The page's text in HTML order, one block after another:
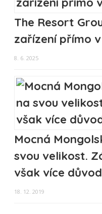
The Resort
zařízení přímo
8. 6. 2025
Mocná
svou velikost.
však více
18. 12. 2019